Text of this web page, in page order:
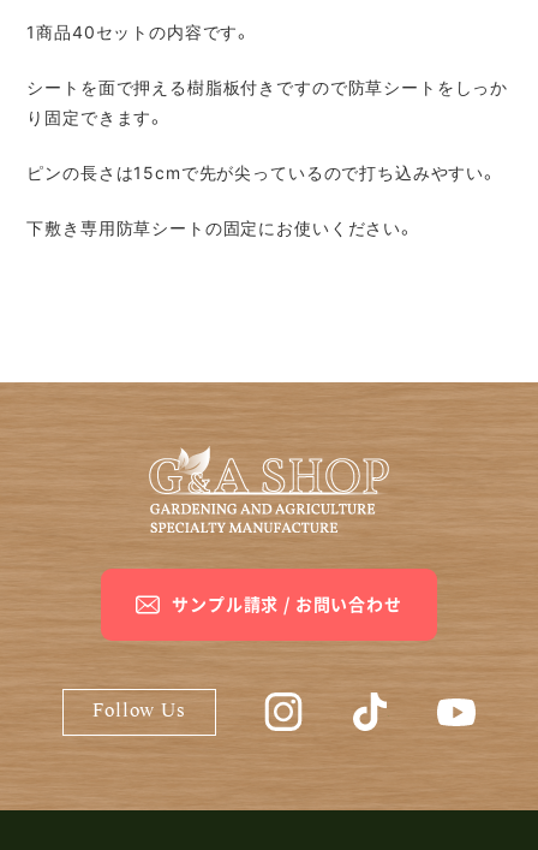
1商品40セットの内容です。
シートを面で押える樹脂板付きですので防草シートをしっか
り固定できます。
ピンの長さは15cmで先が尖っているので打ち込みやすい。
下敷き専用防草シートの固定にお使いください。
サンプル請求 / お問い合わせ
Follow Us G&A SHOP公式Instagram
G&A SHOP公式
G&A